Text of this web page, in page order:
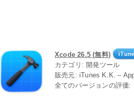
Xcode 26.5 (無料)
カテゴリ: 開発ツール
販売元: iTunes K.K. –
全てのバージョンの評価: